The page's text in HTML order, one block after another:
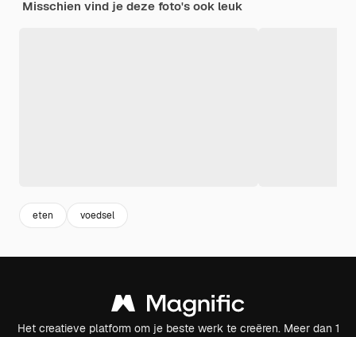
Misschien vind je deze foto's ook leuk
eten voedsel
Het creatieve platform om je beste werk te creëren. Meer dan 1